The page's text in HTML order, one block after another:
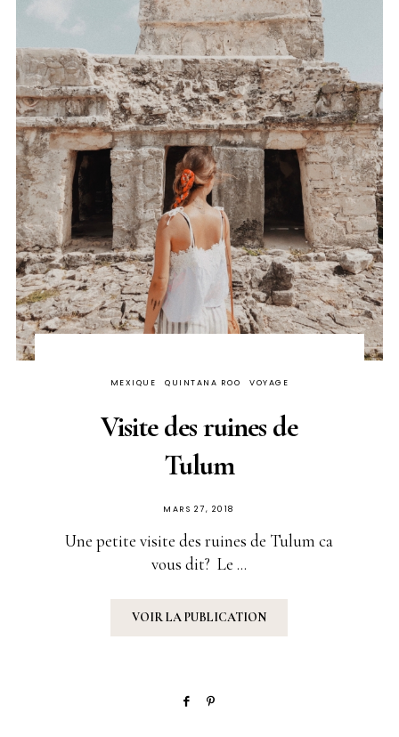
MEXIQUE QUINTANA ROO VOYAGE
Visite des ruines de
Tulum
PUBLIÉ
MARS 27, 2018
Une petite visite des ruines de Tulum ca
vous dit? Le ...
VOIR LA PUBLICATION